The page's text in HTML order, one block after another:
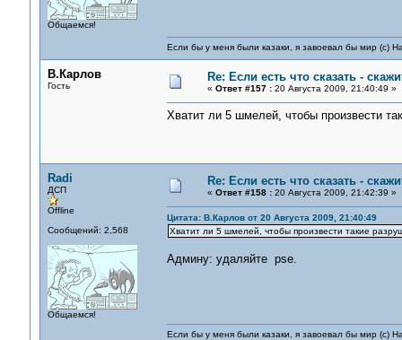
Общаемся!
Если бы у меня были казаки, я завоевал бы мир (с)
В.Карлов
Гость
Re: Если есть что сказать -
« Ответ #157 :20 Августа 2009, 21:40:49 »
Хватит ли 5 шмелей, чтобы произвести
Radi
ДСП
Offline
Сообщений: 2,568
Общаемся!
Re: Если есть что сказать -
« Ответ #158 :20 Августа 2009, 21:42:39 »
Цитата: В.Карлов от 20 Августа 2009, 21:40:49
Хватит ли 5 шмелей, чтобы произвести такие
Админу: удаляйте pse.
Если бы у меня были казаки, я завоевал бы мир (с)